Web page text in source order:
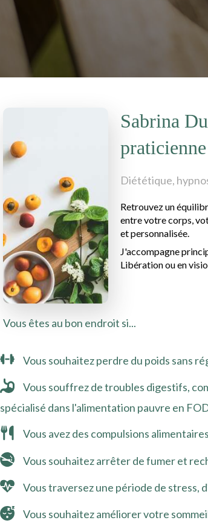
Sabrina
Diététique,
Retrouvez un
entre votre corps,
et personnalisée.
J'accompagne
Libération ou en
Vous êtes au bon endroit si...
Vous souhaitez perdre du poids sans
Vous souffrez de troubles digestifs,
spécialisé dans l'alimentation pauvre en
Vous avez des compulsions
Vous souhaitez arrêter de fumer et
Vous traversez une période de stress,
Vous souhaitez améliorer votre